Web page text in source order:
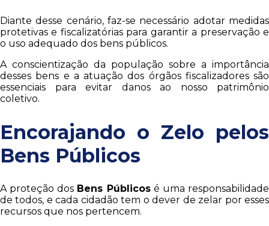
Diante desse cenário, faz-se necessário adotar medidas
protetivas e fiscalizatórias para garantir a preservação e
o uso adequado dos bens públicos.
A conscientização da população sobre a importância
desses bens e a atuação dos órgãos fiscalizadores são
essenciais para evitar danos ao nosso patrimônio
coletivo.
Encorajando o Zelo pelos
Bens Públicos
A proteção dos Bens Públicosé uma responsabilidade
de todos, e cada cidadão tem o dever de zelar por esses
recursos que nos pertencem.